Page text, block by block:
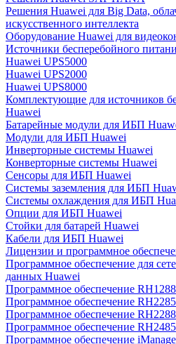
Решения Huawei для Big Data,
искусственного интеллекта
Оборудование Huawei для
Источники бесперебойного
Huawei UPS5000
Huawei UPS2000
Huawei UPS8000
Комплектующие для источников
Huawei
Батарейные модули для ИБП
Модули для ИБП Huawei
Инверторные системы Huawei
Конверторные системы Huawei
Сенсоры для ИБП Huawei
Системы заземления для ИБП
Системы охлаждения для ИБП
Опции для ИБП Huawei
Стойки для батарей Huawei
Кабели для ИБП Huawei
Лицензии и программное
Программное обеспечение для
данных Huawei
Программное обеспечение RH1288
Программное обеспечение
Программное обеспечение
Программное обеспечение RH2485
Программное обеспечение